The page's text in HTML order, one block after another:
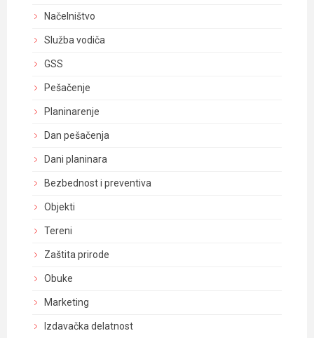
Načelništvo
Služba vodiča
GSS
Pešačenje
Planinarenje
Dan pešačenja
Dani planinara
Bezbednost i preventiva
Objekti
Tereni
Zaštita prirode
Obuke
Marketing
Izdavačka delatnost